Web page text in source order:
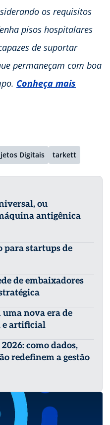
os requisitos
pisos hospitalares
de suportar
permaneçam com boa
Conheça mais
Digitais tarkett
ou
antigênica
para startups de
de embaixadores
nova era de
e artificial
como dados,
redefinem a gestão